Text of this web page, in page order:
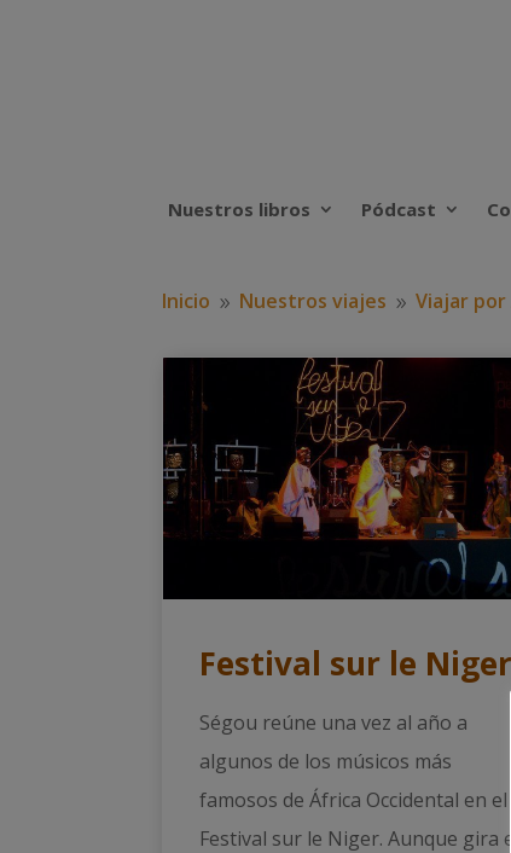
Nuestros libros Pódcast
Inicio 9 Nuestros viajes 9 Viajar
Festival sur le Niger
Ségou reúne una vez al año a
algunos de los músicos más
famosos de África Occidental en el
Festival sur le Niger. Aunque gira